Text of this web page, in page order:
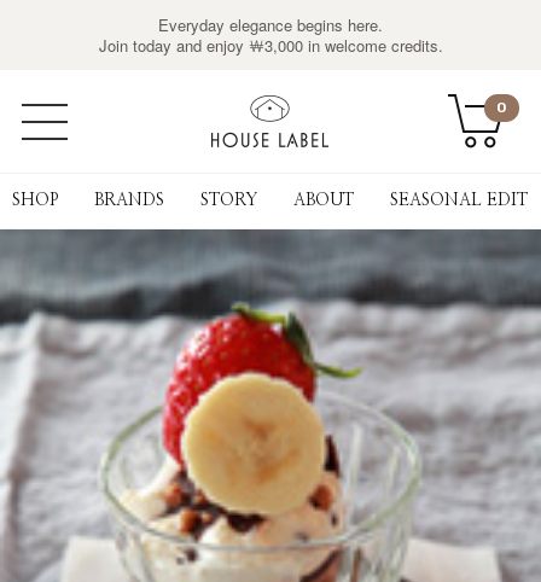
Everyday elegance begins here.
Join today and enjoy ￦3,000 in welcome credits.
0
SHOP BRANDS STORY ABOUT SEASONAL EDIT